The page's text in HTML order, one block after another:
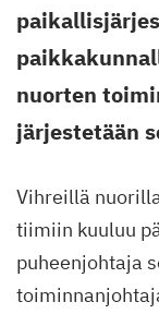
nuorten
järjestetään
Vihreillä
tiimiin kuuluu
puheenjohtaja